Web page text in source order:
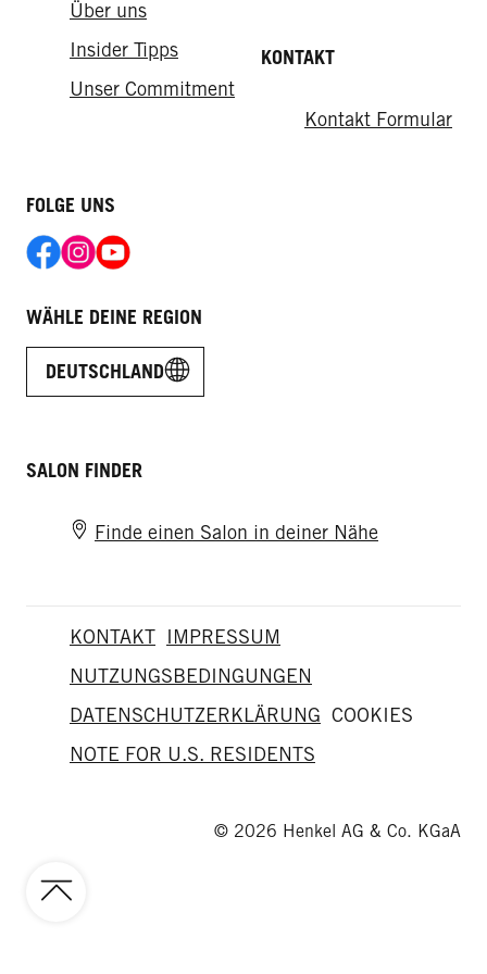
Über uns
Insider Tipps
Unser Commitment
KONTAKT
Kontakt Formular
FOLGE UNS
WÄHLE DEINE REGION
DEUTSCHLAND
SALON FINDER
Finde einen Salon in deiner Nähe
KONTAKT IMPRESSUM
NUTZUNGSBEDINGUNGEN
DATENSCHUTZERKLÄRUNG COOKIES
NOTE FOR U.S. RESIDENTS
© 2026 Henkel AG & Co. KGaA